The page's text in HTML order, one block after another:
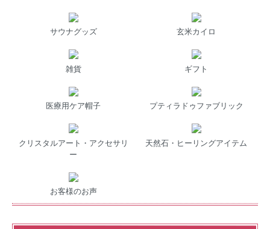
サウナグッズ 玄米カイロ
雑貨 ギフト
医療用ケア帽子 プティラドゥファブリック
クリスタルアート・アクセサリ
ー
天然石・ヒーリングアイテム
お客様のお声